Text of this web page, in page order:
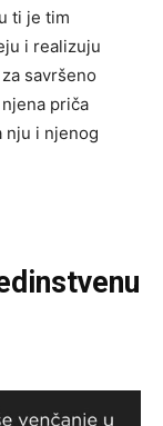
ti je tim
i realizuju
savršeno
priča
nju i njenog